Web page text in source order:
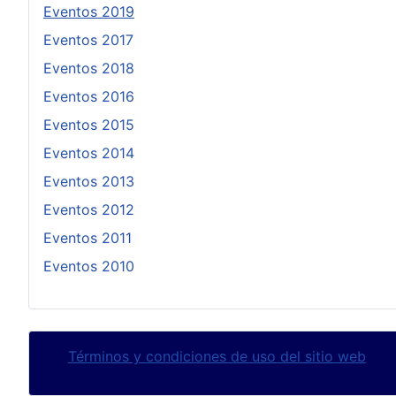
Eventos 2019
Eventos 2017
Eventos 2018
Eventos 2016
Eventos 2015
Eventos 2014
Eventos 2013
Eventos 2012
Eventos 2011
Eventos 2010
Términos y condiciones de uso del sitio web